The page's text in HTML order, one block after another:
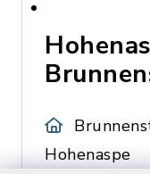
Hohenaspe